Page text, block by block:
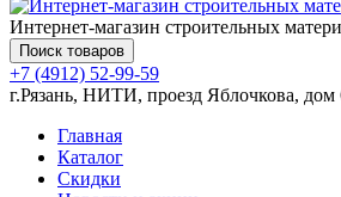
Интернет-магазин строительных
Поиск товаров
+7 (4912) 52-99-59
г.Рязань, НИТИ, проезд Яблочкова, дом
Главная
Каталог
Скидки